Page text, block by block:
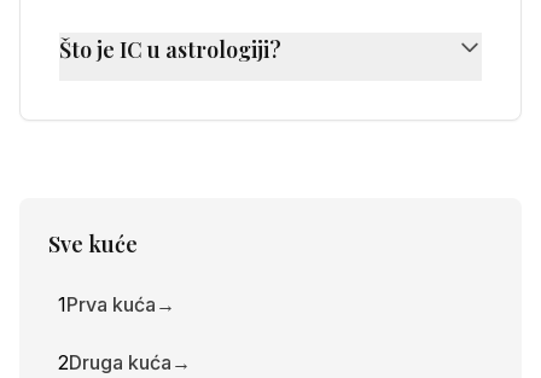
Što je IC u astrologiji?
karti i predstavlja vašu četvrtu kuću. Pokazuje
Sve kuće
1Prva kuća →
2Druga kuća →